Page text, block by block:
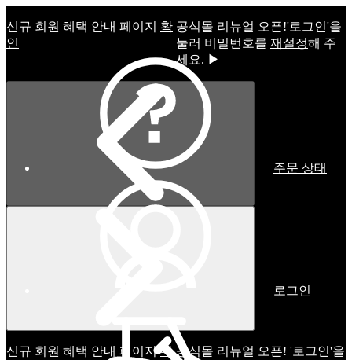
신규 회원 혜택 안내 페이지 확
인
공식몰 리뉴얼 오픈!ㅤ'로그인'을
눌러 비밀번호를 재설정해 주
세요. ▶
신규 회원 혜택 안내 페이지확 공식몰 리뉴얼 오픈! '로그인'을
주문 상태
로그인